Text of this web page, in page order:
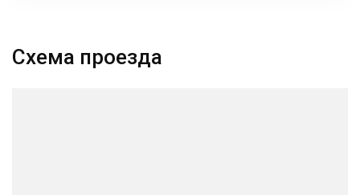
Схема проезда